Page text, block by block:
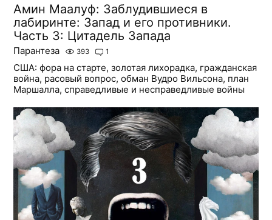
Амин Маалуф: Заблудившиеся в
лабиринте: Запад и его противники.
Часть 3: Цитадель Запада
Парантеза 393 1
США: фора на старте, золотая лихорадка, гражданская
война, расовый вопрос, обман Вудро Вильсона, план
Маршалла, справедливые и несправедливые войны